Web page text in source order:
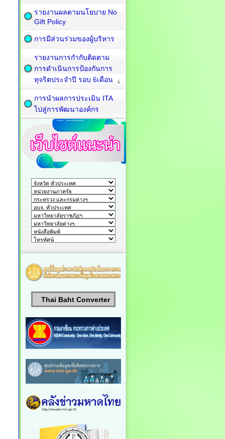
รายงานผลตามนโยบาย No
Gift Policy
การมีส่วนร่วมของผู้บริหาร
รายงานการกำกับติดตาม
การดำเนินการป้องกันการ
ทุจริตประจำปี รอบ 6เดือน
การนำผลการประเมิน ITA
ไปสู่การพัฒนาองค์กร
Thai Baht Converter